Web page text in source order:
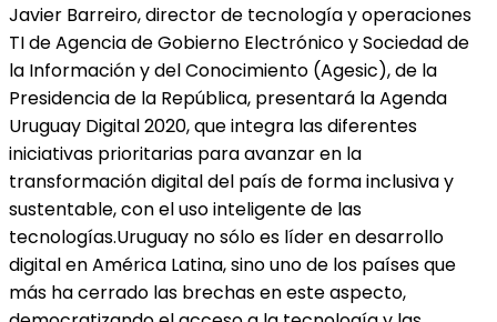
Javier Barreiro, director de tecnología y operaciones
TI de Agencia de Gobierno Electrónico y Sociedad de
la Información y del Conocimiento (Agesic), de la
Presidencia de la República, presentará la Agenda
Uruguay Digital 2020, que integra las diferentes
iniciativas prioritarias para avanzar en la
transformación digital del país de forma inclusiva y
sustentable, con el uso inteligente de las
tecnologías.Uruguay no sólo es líder en desarrollo
digital en América Latina, sino uno de los países que
más ha cerrado las brechas en este aspecto,